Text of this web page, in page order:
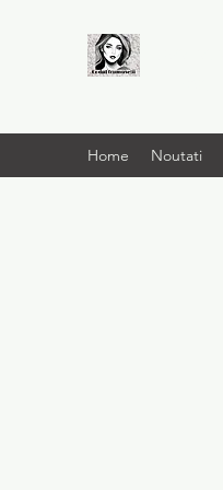
Home Noutati